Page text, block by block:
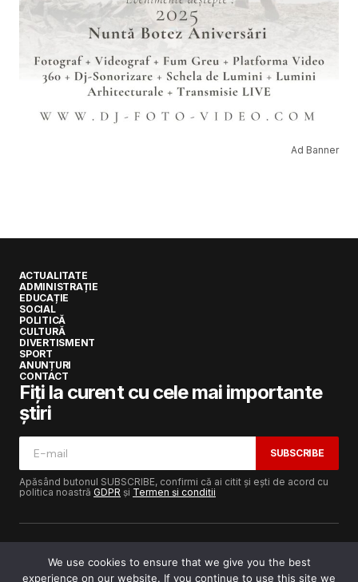
Ad Banner
ACTUALITATE
ADMINISTRAȚIE
EDUCAȚIE
SOCIAL
POLITICĂ
CULTURĂ
DIVERTISMENT
SPORT
ANUNȚURI
CONTACT
Fiți la curent cu cele mai importante
știri
SUBSCRIBE
Apăsând butonul SUBSCRIBE, confirmi că ai citit și ești de acord cu
politica noastră GDPR și Termen și condiții
We use cookies to ensure that we give you the best
experience on our website. If you continue to use this site we